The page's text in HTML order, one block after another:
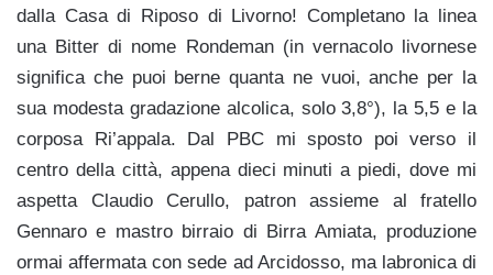
dalla Casa di Riposo di Livorno! Completano la linea
una Bitter di nome Rondeman (in vernacolo livornese
significa che puoi berne quanta ne vuoi, anche per la
sua modesta gradazione alcolica, solo 3,8°), la 5,5 e la
corposa Ri’appala. Dal PBC mi sposto poi verso il
centro della città, appena dieci minuti a piedi, dove mi
aspetta Claudio Cerullo, patron assieme al fratello
Gennaro e mastro birraio di Birra Amiata, produzione
ormai affermata con sede ad Arcidosso, ma labronica di